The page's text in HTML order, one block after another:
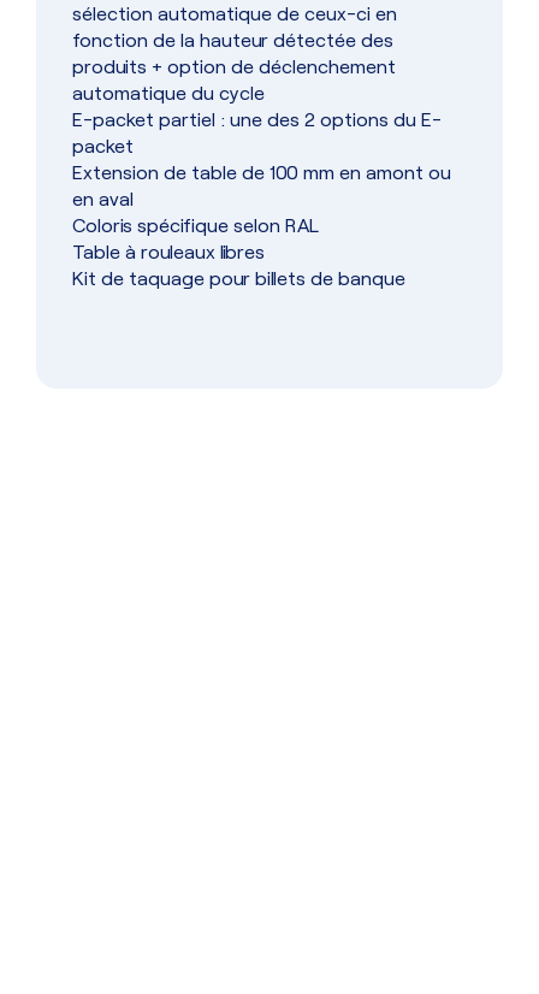
sélection automatique de ceux-ci en
fonction de la hauteur détectée des
produits + option de déclenchement
automatique du cycle
E-packet partiel : une des 2 options du E-
packet
Extension de table de 100 mm en amont ou
en aval
Coloris spécifique selon RAL
Table à rouleaux libres
Kit de taquage pour billets de banque